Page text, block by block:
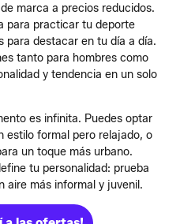
marca a precios reducidos.
para practicar tu deporte
para destacar en tu día a día.
tanto para hombres como
y tendencia en un solo
es infinita. Puedes optar
estilo formal pero relajado, o
un toque más urbano.
tu personalidad: prueba
aire más informal y juvenil.